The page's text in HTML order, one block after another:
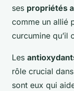
ses propriétés
comme un allié
curcumine qu’il
Les
rôle crucial
sont eux qui